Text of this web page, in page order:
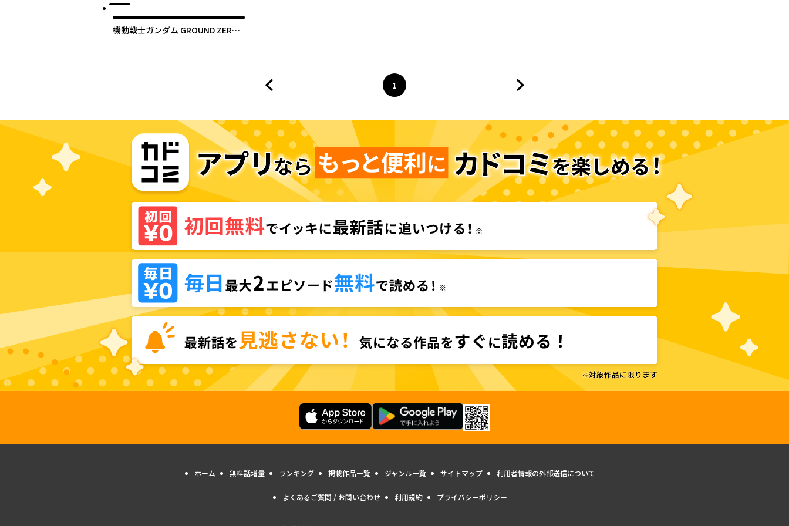
機動戦士ガンダム GROUND ZERO
ページ
1
へ
ホーム 無料話増量 ランキング 掲載作品一覧 ジャンル一覧 サイトマップ 利用者情報の外部送信について
よくあるご質問 / お問い合わせ 利用規約 プライバシーポリシー